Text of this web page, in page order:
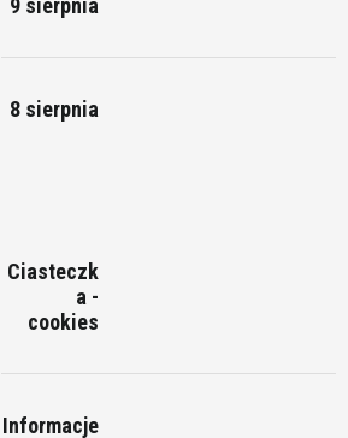
9 sierpnia
8 sierpnia
Ciasteczk
a -
cookies
Informacje